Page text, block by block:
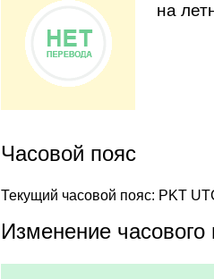
на
Часовой пояс
Текущий часовой пояс: PKT
Изменение часового